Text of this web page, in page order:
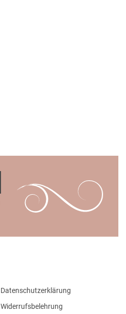
Datenschutzerklärung
Widerrufsbelehrung